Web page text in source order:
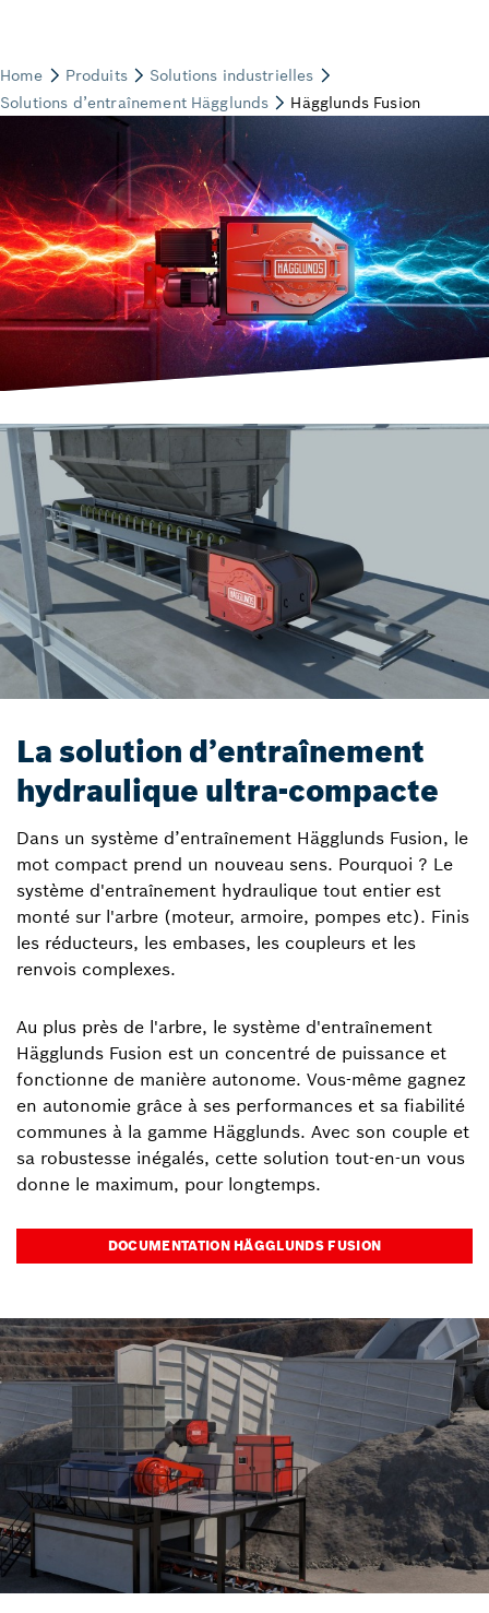
La solution d’entraînement
hydraulique ultra-compacte
Dans un système d’entraînement Hägglunds Fusion, le
mot compact prend un nouveau sens. Pourquoi ? Le
système d'entraînement hydraulique tout entier est
monté sur l'arbre (moteur, armoire, pompes etc). Finis
les réducteurs, les embases, les coupleurs et les
renvois complexes.
Au plus près de l'arbre, le système d'entraînement
Hägglunds Fusion est un concentré de puissance et
fonctionne de manière autonome. Vous-même gagnez
en autonomie grâce à ses performances et sa fiabilité
communes à la gamme Hägglunds. Avec son couple et
sa robustesse inégalés, cette solution tout-en-un vous
donne le maximum, pour longtemps.
DOCUMENTATION HÄGGLUNDS FUSION